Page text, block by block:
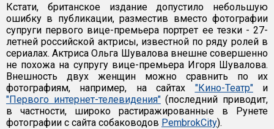
Кстати, британское издание допустило небольшую
ошибку в публикации, разместив вместо фотографии
супруги первого вице-премьера портрет ее тезки - 27-
летней российской актрисы, известной по ряду ролей в
сериалах. Актриса Ольга Шувалова внешне совершенно
не похожа на супругу вице-премьера Игоря Шувалова.
Внешность двух женщин можно сравнить по их
фотографиям, например, на сайтах "Кино-Театр"и
"Первого интернет-телевидения"(последний приводит,
в частности, широко растиражированные в Рунете
фотографии с сайта собаководов PembrokCity).